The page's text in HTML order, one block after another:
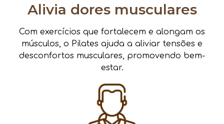
Alivia dores musculares
Com exercícios que fortalecem e alongam os
músculos, o Pilates ajuda a aliviar tensões e
desconfortos musculares, promovendo bem-
estar.